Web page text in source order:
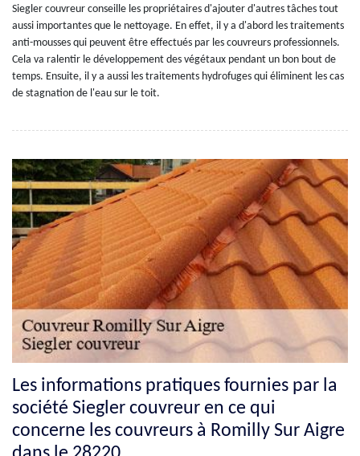
Siegler couvreur conseille les propriétaires d'ajouter d'autres tâches tout
aussi importantes que le nettoyage. En effet, il y a d'abord les traitements
anti-mousses qui peuvent être effectués par les couvreurs professionnels.
Cela va ralentir le développement des végétaux pendant un bon bout de
temps. Ensuite, il y a aussi les traitements hydrofuges qui éliminent les cas
de stagnation de l'eau sur le toit.
Les informations pratiques fournies par la
société Siegler couvreur en ce qui
concerne les couvreurs à Romilly Sur Aigre